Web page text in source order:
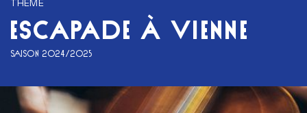
THÈME
ESCAPADE À VIENNE
SAISON 2024/2025